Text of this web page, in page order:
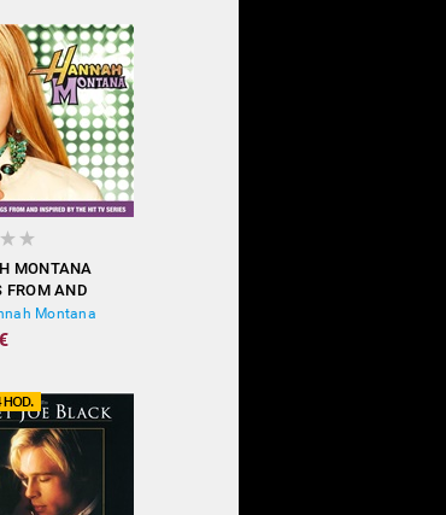
MONTANA
FROM AND
BY THE HIT TV
Montana